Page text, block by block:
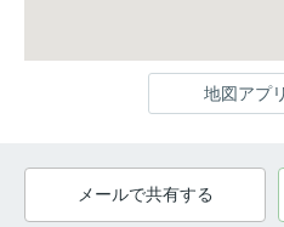
地図アプ
メールで共有する